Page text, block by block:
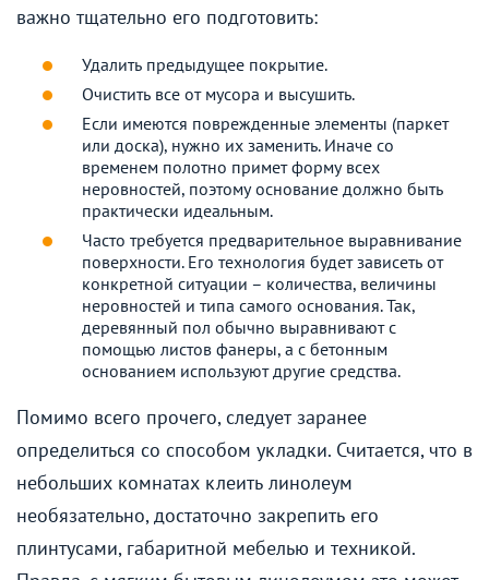
важно тщательно его подготовить:
Удалить предыдущее покрытие.
Очистить все от мусора и высушить.
Если имеются поврежденные элементы (паркет
или доска), нужно их заменить. Иначе со
временем полотно примет форму всех
неровностей, поэтому основание должно быть
практически идеальным.
Часто требуется предварительное выравнивание
поверхности. Его технология будет зависеть от
конкретной ситуации – количества, величины
неровностей и типа самого основания. Так,
деревянный пол обычно выравнивают с
помощью листов фанеры, а с бетонным
основанием используют другие средства.
Помимо всего прочего, следует заранее
определиться со способом укладки. Считается, что в
небольших комнатах клеить линолеум
необязательно, достаточно закрепить его
плинтусами, габаритной мебелью и техникой.